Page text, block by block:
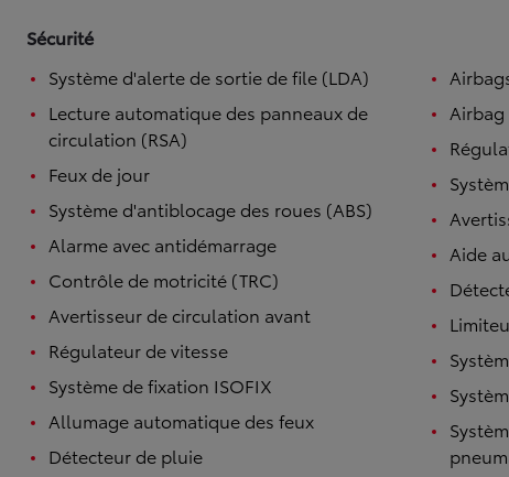
Sécurité
Système d'alerte de sortie de file (LDA)
Lecture automatique des panneaux de
circulation (RSA)
Feux de jour
Système d'antiblocage des roues (ABS)
Alarme avec antidémarrage
Contrôle de motricité (TRC)
Avertisseur de circulation avant
Régulateur de vitesse
Système de fixation ISOFIX
Allumage automatique des feux
Détecteur de pluie
Aide